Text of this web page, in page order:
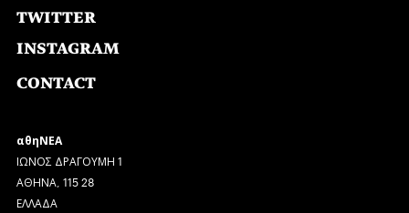
TWITTER
INSTAGRAM
CONTACT
αθηΝΕΑ
ΙΩΝΟΣ ΔΡΑΓΟΥΜΗ 1
ΑΘΗΝΑ, 115 28
ΕΛΛΑΔΑ